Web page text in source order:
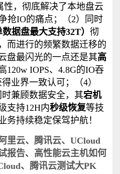
性，彻底解决了本地盘云
抢IO的痛点；（2）同时
数据盘最大支持32T） 彻
而进行的频繁数据迁移的
盘最闪光的一点还是其高
120w IOPS、4.8G的IO吞
业界一致认可；（4）
兼顾数据安全，其宕机
支持12H内秒级恢复等技
务持续稳定保驾护航！
阿里云、腾讯云、UCloud
报告、 高性能云主机如何
、腾讯云测试大PK